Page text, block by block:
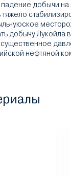
добычи
добычу Лукойла
нефтяной